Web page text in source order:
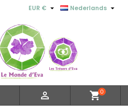
Nederlands 
EUR € 
 shopping_cart0